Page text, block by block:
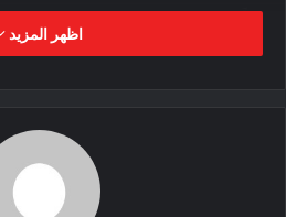
ميلاً في الساعة في 1.99 ثانية.
اظهر المزيد